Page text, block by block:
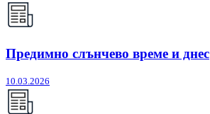
Предимно слънчево време и днес
10.03.2026